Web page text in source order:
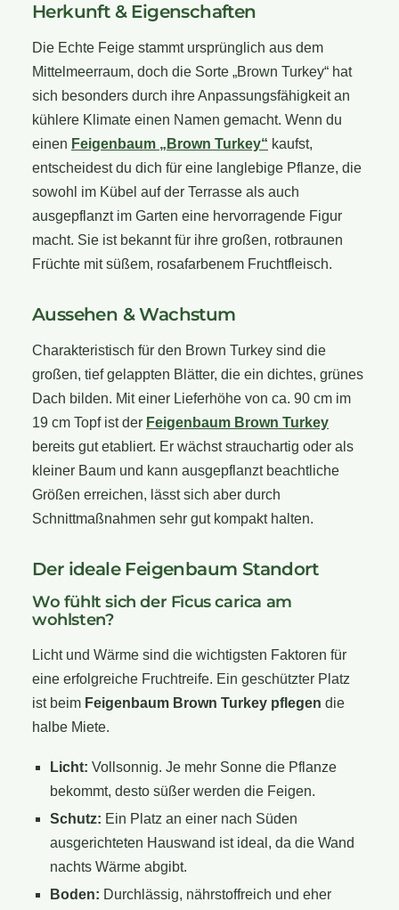
Herkunft & Eigenschaften
Die Echte Feige stammt ursprünglich aus dem
Mittelmeerraum, doch die Sorte „Brown Turkey“ hat
sich besonders durch ihre Anpassungsfähigkeit an
kühlere Klimate einen Namen gemacht. Wenn du
einen Feigenbaum „Brown Turkey“ kaufst,
entscheidest du dich für eine langlebige Pflanze, die
sowohl im Kübel auf der Terrasse als auch
ausgepflanzt im Garten eine hervorragende Figur
macht. Sie ist bekannt für ihre großen, rotbraunen
Früchte mit süßem, rosafarbenem Fruchtfleisch.
Aussehen & Wachstum
Charakteristisch für den Brown Turkey sind die
großen, tief gelappten Blätter, die ein dichtes, grünes
Dach bilden. Mit einer Lieferhöhe von ca. 90 cm im
19 cm Topf ist der Feigenbaum Brown Turkey
bereits gut etabliert. Er wächst strauchartig oder als
kleiner Baum und kann ausgepflanzt beachtliche
Größen erreichen, lässt sich aber durch
Schnittmaßnahmen sehr gut kompakt halten.
Der ideale Feigenbaum Standort
Wo fühlt sich der Ficus carica am
wohlsten?
Licht und Wärme sind die wichtigsten Faktoren für
eine erfolgreiche Fruchtreife. Ein geschützter Platz
ist beim Feigenbaum Brown Turkey pflegen die
halbe Miete.
Licht: Vollsonnig. Je mehr Sonne die Pflanze
bekommt, desto süßer werden die Feigen.
Schutz: Ein Platz an einer nach Süden
ausgerichteten Hauswand ist ideal, da die Wand
nachts Wärme abgibt.
Boden: Durchlässig, nährstoffreich und eher